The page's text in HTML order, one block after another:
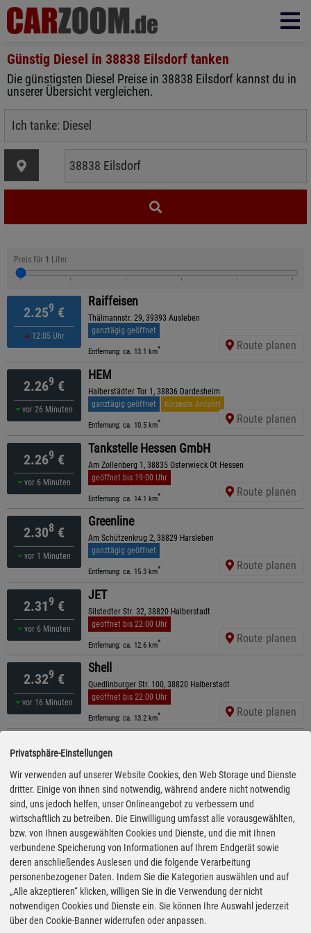
Günstig Diesel in 38838 Eilsdorf tanken
Die günstigsten Diesel Preise in 38838 Eilsdorf kannst du in
unserer Übersicht vergleichen.
Preis für 1 Liter
2.259 €
12:05 Uhr
Raiffeisen
Thälmannstr. 29, 39393 Ausleben
ganztägig geöffnet
Entfernung: ca. 13.1 km* Route planen
2.269 €
vor 26 Minuten
HEM
Halberstädter Tor 1, 38836 Dardesheim
ganztägig geöffnet
kürzeste Anfahrt
Entfernung: ca. 10.5 km* Route planen
2.269 €
vor 6 Minuten
Tankstelle Hessen GmbH
Am Zollenberg 1, 38835 Osterwieck Ot Hessen
geöffnet bis 19:00 Uhr
Entfernung: ca. 14.1 km* Route planen
2.308 €
vor 1 Minuten
Greenline
Am Schützenkrug 2, 38829 Harsleben
ganztägig geöffnet
Entfernung: ca. 15.3 km* Route planen
2.319 €
vor 6 Minuten
JET
Silstedter Str. 32, 38820 Halberstadt
geöffnet bis 22:00 Uhr
Entfernung: ca. 12.6 km* Route planen
2.329 €
vor 16 Minuten
Shell
Quedlinburger Str. 100, 38820 Halberstadt
geöffnet bis 22:00 Uhr
Entfernung: ca. 13.2 km* Route planen
2.329€
vor 21 Minuten
Quedlinburger Landstr. 9, 38820 Halberstadt
ganztägig geöffnet
Entfernung: ca. 13.9 km* Route planen
2.369€
12:05 Uhr
TotalEnergies
Magdeburger Str. 39-45, 38820 Halberstadt
geöffnet bis 22:00 Uhr
Entfernung: ca. 12.1 km* Route planen
2.409€
12:05 Uhr
ARAL
Sternstraße 10, 38820 Halberstadt
ganztägig geöffnet
Privatsphäre-Einstellungen
Wir verwenden auf unserer Website Cookies, den Web Storage und Dienste
dritter. Einige von ihnen sind notwendig, während andere nicht notwendig
sind, uns jedoch helfen, unser Onlineangebot zu verbessern und
wirtschaftlich zu betreiben. Die Einwilligung umfasst alle vorausgewählten,
bzw. von Ihnen ausgewählten Cookies und Dienste, und die mit Ihnen
verbundene Speicherung von Informationen auf Ihrem Endgerät sowie
deren anschließendes Auslesen und die folgende Verarbeitung
personenbezogener Daten. Indem Sie die Kategorien auswählen und auf
„Alle akzeptieren“ klicken, willigen Sie in die Verwendung der nicht
notwendigen Cookies und Dienste ein. Sie können Ihre Auswahl jederzeit
über den Cookie-Banner widerrufen oder anpassen.